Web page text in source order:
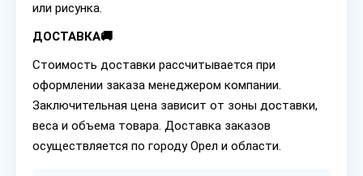
или рисунка.
ДОСТАВКА🚚
Стоимость доставки рассчитывается при
оформлении заказа менеджером компании.
Заключительная цена зависит от зоны доставки,
веса и объема товара. Доставка заказов
осуществляется по городу Орел и области.